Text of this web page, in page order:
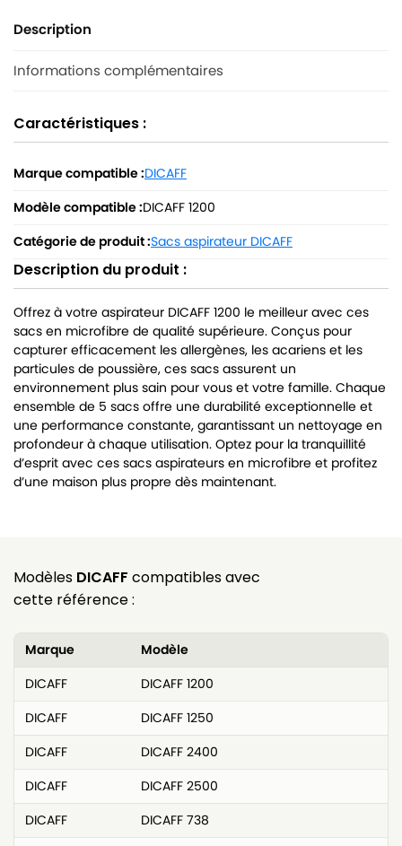
Description
Informations complémentaires
Caractéristiques :
Marque compatible :DICAFF
Modèle compatible :DICAFF 1200
Catégorie de produit :Sacs aspirateur DICAFF
Description du produit :
Offrez à votre aspirateur DICAFF 1200 le meilleur avec ces
sacs en microfibre de qualité supérieure. Conçus pour
capturer efficacement les allergènes, les acariens et les
particules de poussière, ces sacs assurent un
environnement plus sain pour vous et votre famille. Chaque
ensemble de 5 sacs offre une durabilité exceptionnelle et
une performance constante, garantissant un nettoyage en
profondeur à chaque utilisation. Optez pour la tranquillité
d’esprit avec ces sacs aspirateurs en microfibre et profitez
d’une maison plus propre dès maintenant.
Modèles DICAFF compatibles avec
cette référence :
Marque
Modèle
DICAFF
DICAFF 1200
DICAFF
DICAFF 1250
DICAFF
DICAFF 2400
DICAFF
DICAFF 2500
DICAFF
DICAFF 738